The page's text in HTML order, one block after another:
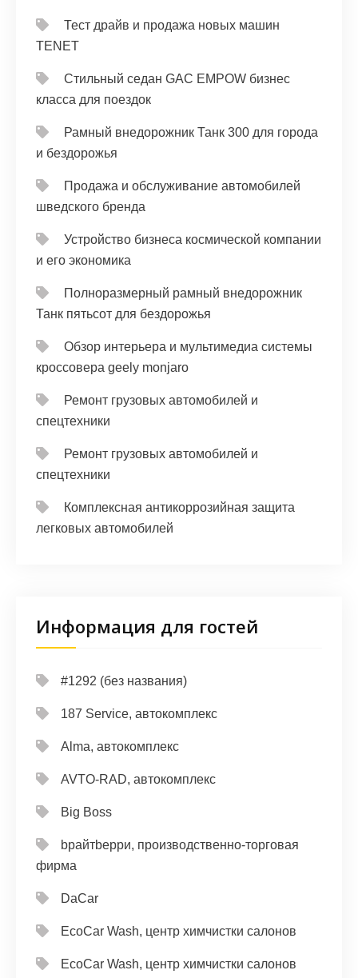
Тест драйв и продажа новых машин
TENET
Стильный седан GAC EMPOW бизнес
класса для поездок
Рамный внедорожник Танк 300 для города
и бездорожья
Продажа и обслуживание автомобилей
шведского бренда
Устройство бизнеса космической компании
и его экономика
Полноразмерный рамный внедорожник
Танк пятьсот для бездорожья
Обзор интерьера и мультимедиа системы
кроссовера geely monjaro
Ремонт грузовых автомобилей и
спецтехники
Ремонт грузовых автомобилей и
спецтехники
Комплексная антикоррозийная защита
легковых автомобилей
Информация для гостей
#1292 (без названия)
187 Service, автокомплекс
Alma, автокомплекс
AVTO-RAD, автокомплекс
Big Boss
bрайтbерри, производственно-торговая
фирма
DaCar
EcoCar Wash, центр химчистки салонов
EcoCar Wash, центр химчистки салонов